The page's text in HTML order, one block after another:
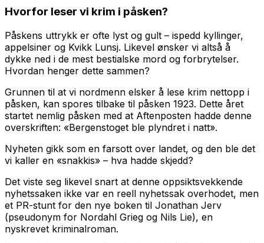
Hvorfor leser vi krim i påsken?
Påskens uttrykk er ofte lyst og gult – ispedd kyllinger,
appelsiner og Kvikk Lunsj. Likevel ønsker vi altså å
dykke ned i de mest bestialske mord og forbrytelser.
Hvordan henger dette sammen?
Grunnen til at vi nordmenn elsker å lese krim nettopp i
påsken, kan spores tilbake til påsken 1923. Dette året
startet nemlig påsken med at Aftenposten hadde denne
overskriften: «Bergenstoget ble plyndret i natt».
Nyheten gikk som en farsott over landet, og den ble det
vi kaller en «snakkis» – hva hadde skjedd?
Det viste seg likevel snart at denne oppsiktsvekkende
nyhetssaken ikke var en reell nyhetssak overhodet, men
et PR-stunt for den nye boken til Jonathan Jerv
(pseudonym for Nordahl Grieg og Nils Lie), en
nyskrevet kriminalroman.